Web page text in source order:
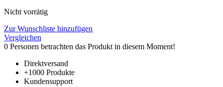
Nicht vorrätig
Zur Wunschliste hinzufügen
Vergleichen
0 Personen betrachten das Produkt in diesem Moment!
Direktversand
+1000 Produkte
Kundensupport